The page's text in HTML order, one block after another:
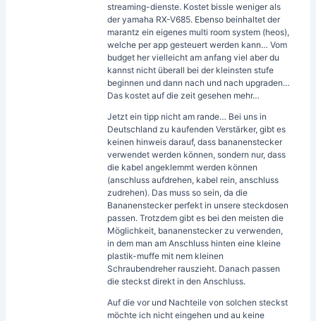
streaming-dienste. Kostet bissle weniger als
der yamaha RX-V685. Ebenso beinhaltet der
marantz ein eigenes multi room system (heos),
welche per app gesteuert werden kann… Vom
budget her vielleicht am anfang viel aber du
kannst nicht überall bei der kleinsten stufe
beginnen und dann nach und nach upgraden…
Das kostet auf die zeit gesehen mehr…
Jetzt ein tipp nicht am rande… Bei uns in
Deutschland zu kaufenden Verstärker, gibt es
keinen hinweis darauf, dass bananenstecker
verwendet werden können, sondern nur, dass
die kabel angeklemmt werden können
(anschluss aufdrehen, kabel rein, anschluss
zudrehen). Das muss so sein, da die
Bananenstecker perfekt in unsere steckdosen
passen. Trotzdem gibt es bei den meisten die
Möglichkeit, bananenstecker zu verwenden,
in dem man am Anschluss hinten eine kleine
plastik-muffe mit nem kleinen
Schraubendreher rauszieht. Danach passen
die steckst direkt in den Anschluss.
Auf die vor und Nachteile von solchen steckst
möchte ich nicht eingehen und au keine